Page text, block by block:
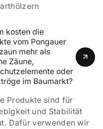
kosten die
vom Pongauer
mehr als
Zäune,
oder
im Baumarkt?
Produkte sind für
und Stabilität
Dafür verwenden wir